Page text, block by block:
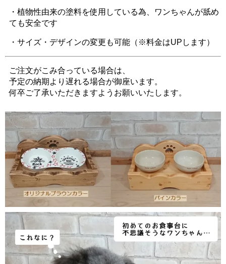
・植物性由来の塗料を使用している為、ワンちゃんが舐め
ても安全です
・サイズ・デザインの変更も可能（※料金はUPします）
ご注文がこみ合っている場合は、
予定の納期より遅れる場合が御座います。
何卒ご了承いただきますようお願いいたします。